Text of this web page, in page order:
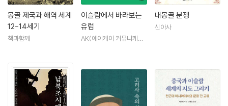
몽골 제국과 해역 세계
12-14세기
책과함께
이슬람에서 바라보는
유럽
AK(에이케이 커뮤니케이
내몽골 분쟁
신아사